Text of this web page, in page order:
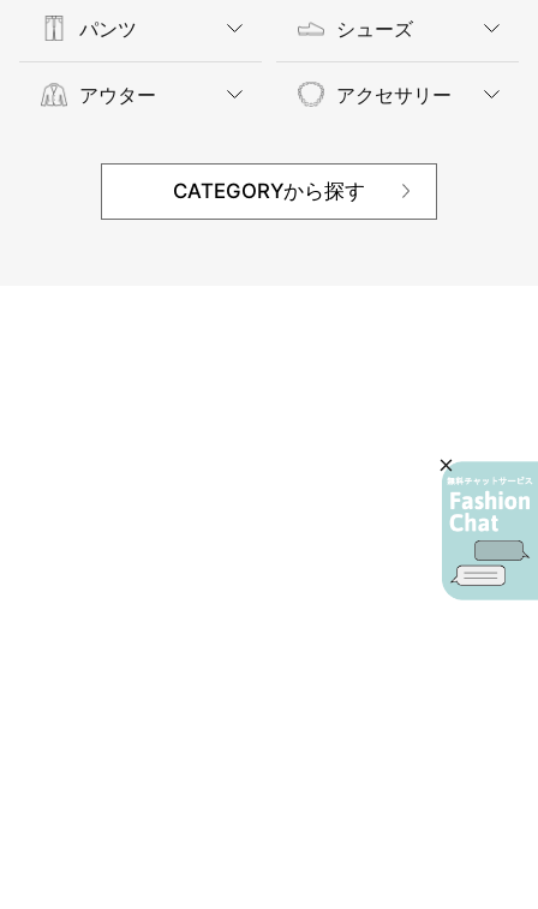
パンツ
アウター
シューズ
アクセサリー
CATEGORYから探す